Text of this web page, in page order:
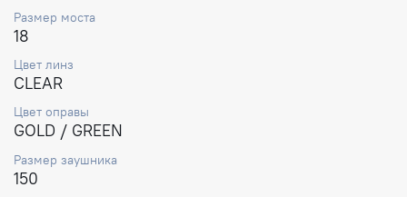
Размер моста
18
Цвет линз
CLEAR
Цвет оправы
GOLD / GREEN
Размер заушника
150